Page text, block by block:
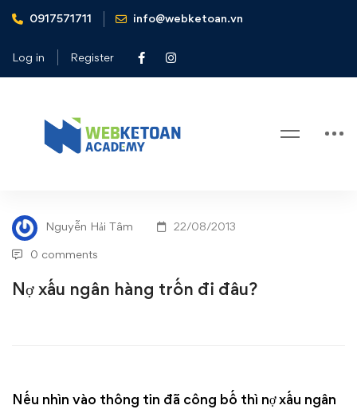
0917571711 info@webketoan.vn
Log in Register
Home Tin tức - Sự kiện Nợ xấu ngân hàng trốn đi đâu?
Blog
xấu
ngân
hàng
đâu?
Nguyễn Hải Tâm 22/08/2013
0 comments
Nợ xấu ngân hàng trốn đi đâu?
Nếu nhìn vào thông tin đã công bố thì nợ xấu ngân